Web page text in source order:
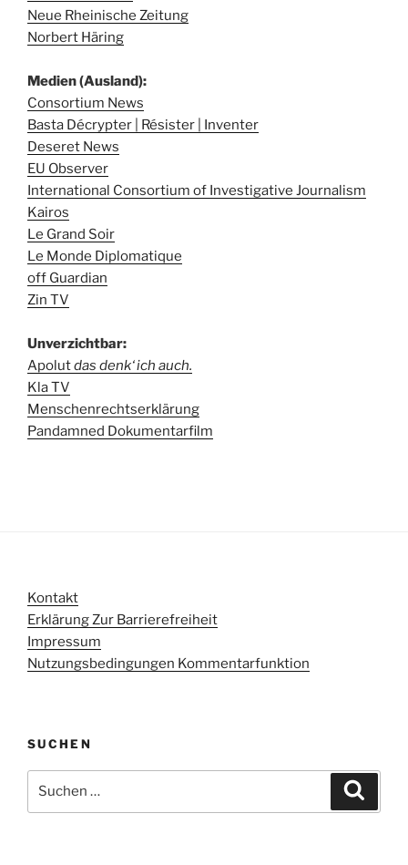
Neue Rheinische Zeitung
Norbert Häring
Medien (Ausland):
Consortium News
Basta Décrypter | Résister | Inventer
Deseret News
EU Observer
International Consortium of Investigative Journalism
Kairos
Le Grand Soir
Le Monde Diplomatique
off Guardian
Zin TV
Unverzichtbar:
Apolutdas denk‘ ich auch.
Kla TV
Menschenrechtserklärung
Pandamned Dokumentarfilm
Kontakt
Erklärung Zur Barrierefreiheit
Impressum
Nutzungsbedingungen Kommentarfunktion
SUCHEN
nach: